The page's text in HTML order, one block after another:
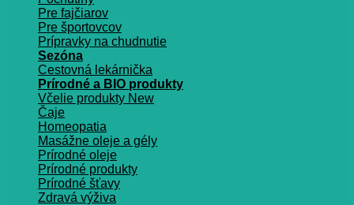
Pre fajčiarov
Pre športovcov
Prípravky na chudnutie
Sezóna
Cestovná lekárnička
Prírodné a BIO produkty
Včelie produkty
Čaje
Homeopatia
Masážne oleje a gély
Prírodné oleje
Prírodné produkty
Prírodné šťavy
Zdravá výživa